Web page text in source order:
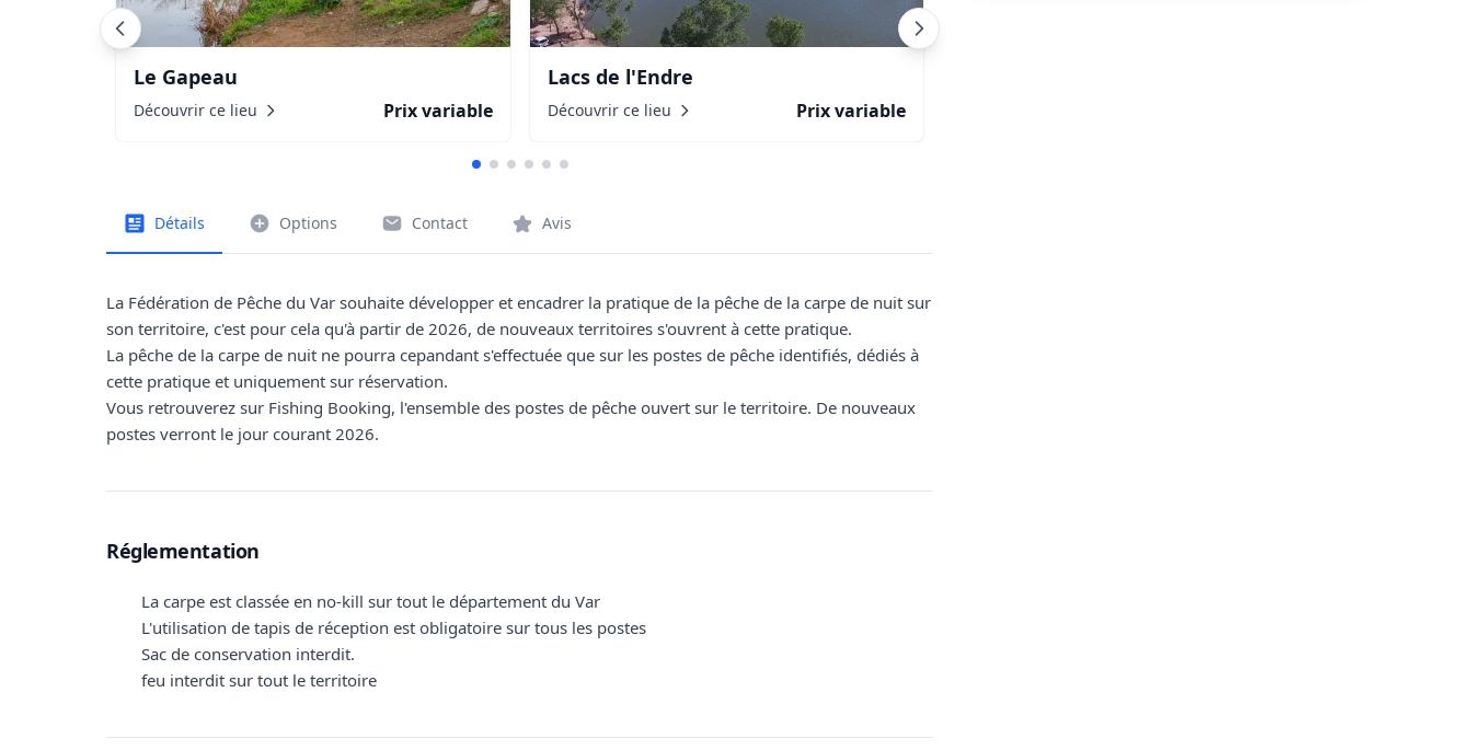
Le Gapeau
Découvrir ce lieu Prix variable
Lacs de l'Endre
Découvrir ce lieu Prix variable
Détails Options Contact Avis
La Fédération de Pêche du Var souhaite développer et encadrer la pratique de la pêche de la carpe de nuit sur
son territoire, c'est pour cela qu'à partir de 2026, de nouveaux territoires s'ouvrent à cette pratique.
La pêche de la carpe de nuit ne pourra cepandant s'effectuée que sur les postes de pêche identifiés, dédiés à
cette pratique et uniquement sur réservation.
Vous retrouverez sur Fishing Booking, l'ensemble des postes de pêche ouvert sur le territoire. De nouveaux
postes verront le jour courant 2026.
Réglementation
La carpe est classée en no-kill sur tout le département du Var
L'utilisation de tapis de réception est obligatoire sur tous les postes
Sac de conservation interdit.
feu interdit sur tout le territoire